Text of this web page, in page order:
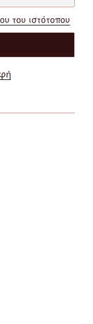
του ιστότοπου